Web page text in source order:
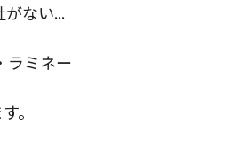
ない...
ラミネー
。